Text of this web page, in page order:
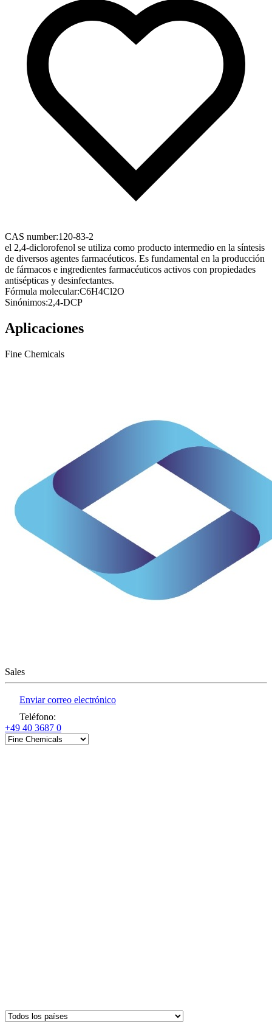
CAS number:120-83-2
el 2,4-diclorofenol se utiliza como producto intermedio en la síntesis
de diversos agentes farmacéuticos. Es fundamental en la producción
de fármacos e ingredientes farmacéuticos activos con propiedades
antisépticas y desinfectantes.
Fórmula molecular:C6H4Cl2O
Sinónimos:2,4-DCP
Aplicaciones
Fine Chemicals
Sales
Enviar correo electrónico
Teléfono:
+49 40 3687 0